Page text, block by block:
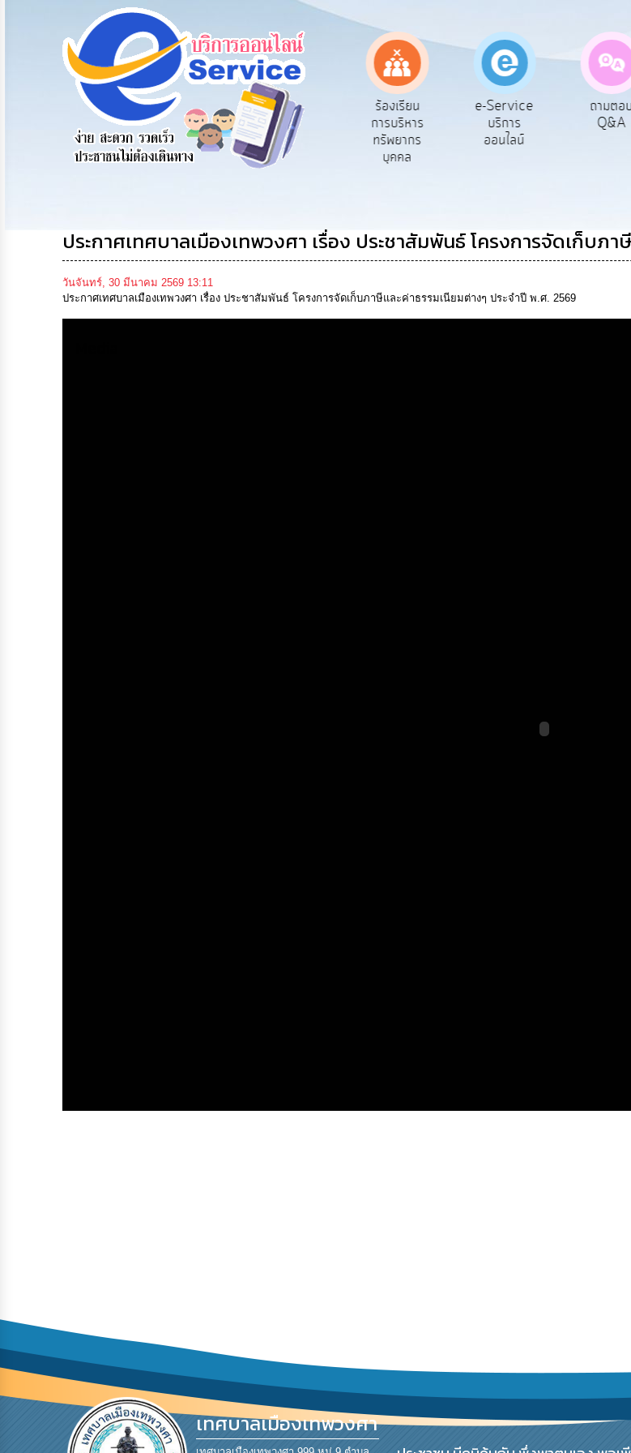
รับฟังความ
คิดเห็น
ประชาชน
ร้องเรียน
ร้องทุกข์
ร้องเรียน
การทุจริต
ร้องเรียน
การบริหาร
ทรัพยากร
บุคคล
e-Service
บริการ
ออนไลน์
ถามตอ
Q&A
ประกาศเทศบาลเมืองเทพวงศา เรื่อง ประชาสัมพันธ์ โครงการจัดเก็บภ
วันจันทร์, 30 มีนาคม 2569 13:11
ประกาศเทศบาลเมืองเทพวงศา เรื่อง ประชาสัมพันธ์ โครงการจัดเก็บภาษีและค่าธรรมเนียมต่างๆ ประจำปี พ.ศ. 2569
เทศบาลเมืองเทพวงศา